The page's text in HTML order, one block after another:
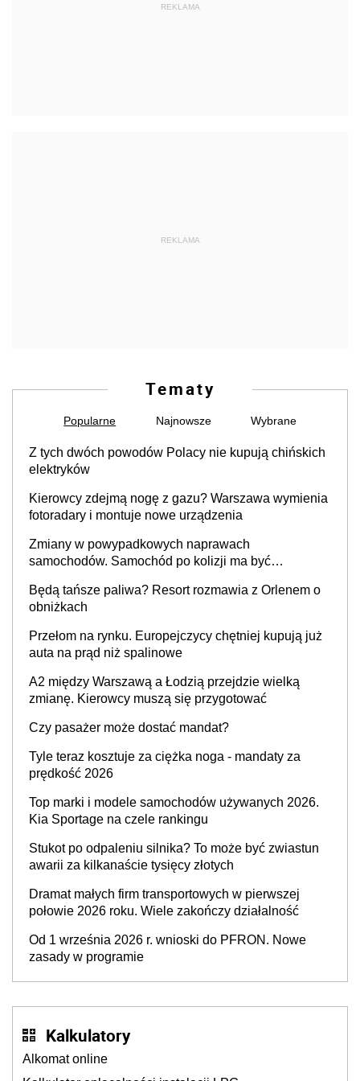
REKLAMA
REKLAMA
Tematy
Popularne Najnowsze Wybrane
Z tych dwóch powodów Polacy nie kupują chińskich
elektryków
Kierowcy zdejmą nogę z gazu? Warszawa wymienia
fotoradary i montuje nowe urządzenia
Zmiany w powypadkowych naprawach
samochodów. Samochód po kolizji ma być
producenta
Będą tańsze paliwa? Resort rozmawia z Orlenem o
obniżkach
Przełom na rynku. Europejczycy chętniej kupują już
auta na prąd niż spalinowe
A2 między Warszawą a Łodzią przejdzie wielką
zmianę. Kierowcy muszą się przygotować
Czy pasażer może dostać mandat?
Tyle teraz kosztuje za ciężka noga - mandaty za
prędkość 2026
Top marki i modele samochodów używanych 2026.
Kia Sportage na czele rankingu
Stukot po odpaleniu silnika? To może być zwiastun
awarii za kilkanaście tysięcy złotych
Dramat małych firm transportowych w pierwszej
połowie 2026 roku. Wiele zakończy działalność
Od 1 września 2026 r. wnioski do PFRON. Nowe
zasady w programie
Kalkulatory
Alkomat online